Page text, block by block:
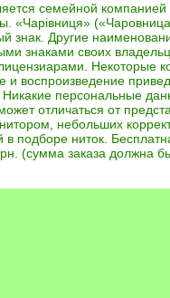
семейной компанией
«Чарівниця»
знак. Другие
знаками своих
Некоторые
и воспроизведение
Никакие персональные
отличаться от
небольших
подборе ниток.
(сумма заказа должна